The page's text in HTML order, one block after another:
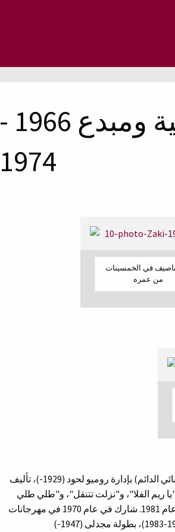
مؤسس مدرسة موسيقية ومبدع 1966 -
1974
في الخمسينات
من عمره
شارك نظمًا وتلحينًا في استعراض الميجانا على مسرح فينيسيا (المسرح الغنائي الدائم) بإدارة روميو لحود (1929-)، تأليف
"دبكة الميجانا"، و"يا ريم الفلا"، و"نزلت تتنقل"، و"طلي طلي
قبالنا". في عام 1968 عيّن أستاذ في المعهد الموسيقي الوطني حتى تقاعده عام 1981. شارك في عام 1970 في مهرجانات
بعلبك الدولية كملحن وشاعر غنائي في مسرحية "الفرمان" لناديا تويني (1935-1983)، بطولة مجدلى (1947-)